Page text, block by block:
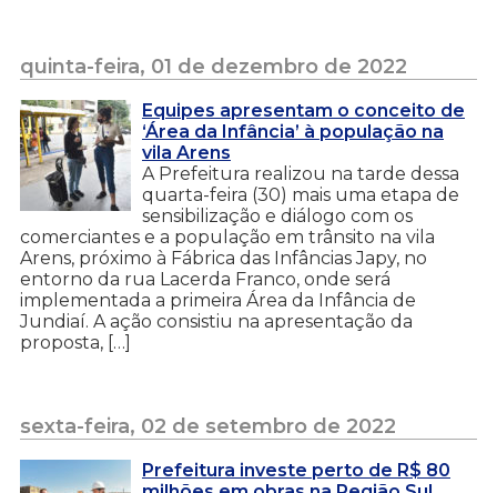
quinta-feira, 01 de dezembro de 2022
Equipes apresentam o conceito de
‘Área da Infância’ à população na
vila Arens
A Prefeitura realizou na tarde dessa
quarta-feira (30) mais uma etapa de
sensibilização e diálogo com os
comerciantes e a população em trânsito na vila
Arens, próximo à Fábrica das Infâncias Japy, no
entorno da rua Lacerda Franco, onde será
implementada a primeira Área da Infância de
Jundiaí. A ação consistiu na apresentação da
proposta, […]
sexta-feira, 02 de setembro de 2022
Prefeitura investe perto de R$ 80